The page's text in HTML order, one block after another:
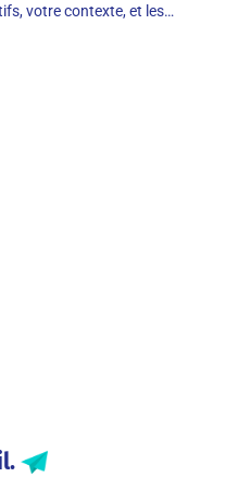
votre contexte, et les…